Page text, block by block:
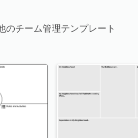
のチーム管理テンプレート